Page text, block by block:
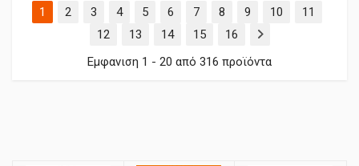
1 (τρέχουσα)
2 3 4 5 6 7 8 9 10
11
12
13 14 15
16
Εμφανιση 1 - 20 από 316 προϊόντα